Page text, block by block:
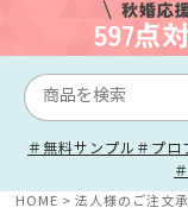
＃無料サンプル ＃プロ
HOME 法人様のご注文